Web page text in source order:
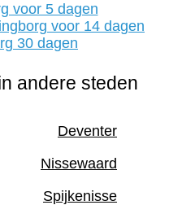
voor 5 dagen
voor 14 dagen
30 dagen
andere steden
Deventer
Nissewaard
Spijkenisse